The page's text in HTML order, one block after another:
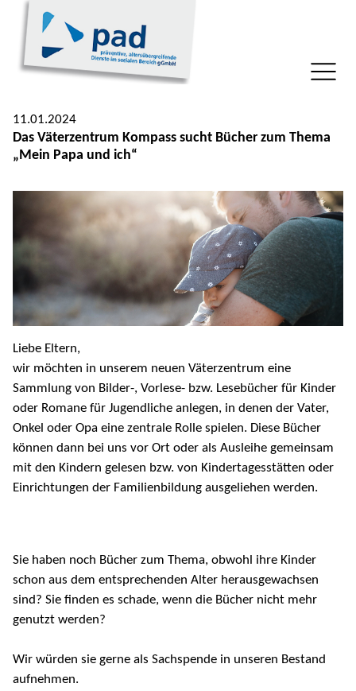
11.01.2024
Das Väterzentrum Kompass sucht Bücher zum Thema
„Mein Papa und ich“
Liebe Eltern,
wir möchten in unserem neuen Väterzentrum eine
Sammlung von Bilder-, Vorlese- bzw. Lesebücher für Kinder
oder Romane für Jugendliche anlegen, in denen der Vater,
Onkel oder Opa eine zentrale Rolle spielen. Diese Bücher
können dann bei uns vor Ort oder als Ausleihe gemeinsam
mit den Kindern gelesen bzw. von Kindertagesstätten oder
Einrichtungen der Familienbildung ausgeliehen werden.
Sie haben noch Bücher zum Thema, obwohl ihre Kinder
schon aus dem entsprechenden Alter herausgewachsen
sind? Sie finden es schade, wenn die Bücher nicht mehr
genutzt werden?
Wir würden sie gerne als Sachspende in unseren Bestand
aufnehmen.